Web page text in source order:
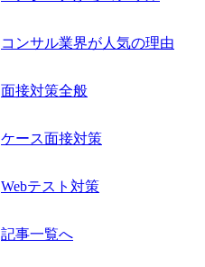
コンサル業界が人気の理由
面接対策全般
ケース面接対策
Webテスト対策
記事一覧へ